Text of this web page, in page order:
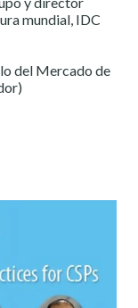
mundial, IDC
del Mercado de